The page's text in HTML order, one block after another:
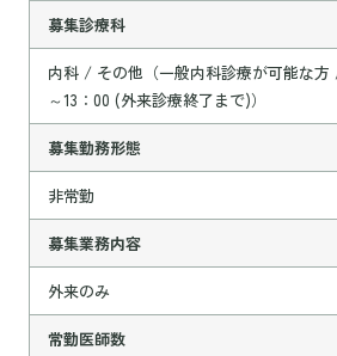
募集診療科
内科 / その他（一般内科診療が可能な
～13：00 (外来診療終了まで)）
募集勤務形態
非常勤
募集業務内容
外来のみ
常勤医師数